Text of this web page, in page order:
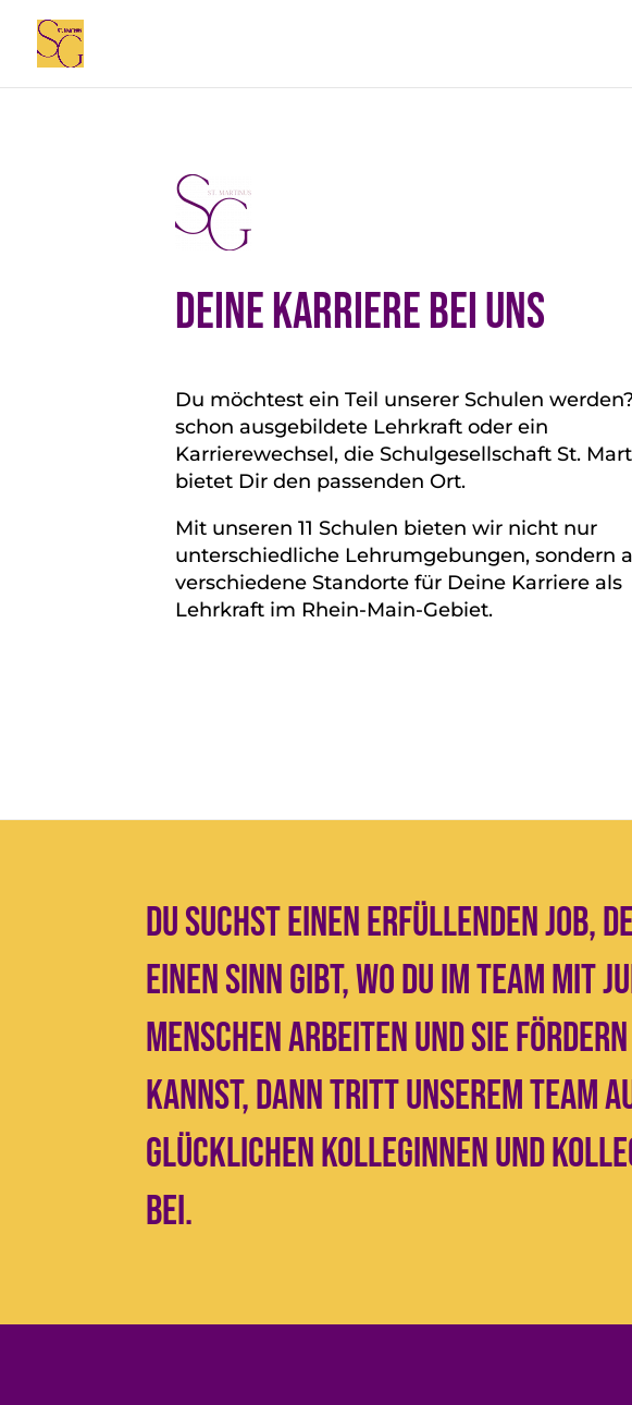
Deine karriere bei uns
Du möchtest ein Teil unserer Schulen
schon ausgebildete Lehrkraft oder ein
Karrierewechsel, die Schulgesellschaft St.
bietet Dir den passenden Ort.
Mit unseren 11 Schulen bieten wir nicht nur
unterschiedliche Lehrumgebungen, sondern
verschiedene Standorte für Deine Karriere als
Lehrkraft im Rhein-Main-Gebiet.
Du suchst einen erfüllenden Job,
einen Sinn gibt, wo du im Team mit
Menschen arbeiten und Sie fördern
kannst, dann tritt unserem Team
glücklichen Kolleginnen und
bei.